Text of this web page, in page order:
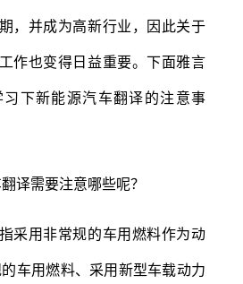
，并成为高新行业，因此关于
作也变得日益重要。下面雅言
下新能源汽车翻译的注意事
用非常规的车用燃料作为动
车用燃料、采用新型车载动力